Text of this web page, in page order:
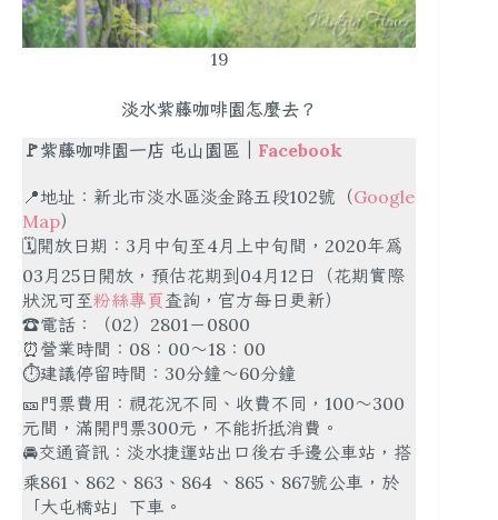
19
淡水紫藤咖啡園怎麼去？
🚩紫藤咖啡園一店 屯山園區｜ Facebook
📍地址：新北市淡水區淡金路五段102號（Google
Map）
🗓開放日期：3月中旬至4月上中旬間，2020年為
03月25日開放，預估花期到04月12日（花期實際
狀況可至粉絲專頁查詢，官方每日更新）
☎️電話：（02）2801－0800
⏰營業時間：08：00～18：00
⏱建議停留時間：30分鐘～60分鐘
🎫門票費用：視花況不同、收費不同，100～300
元間，滿開門票300元，不能折抵消費。
🚘交通資訊：淡水捷運站出口後右手邊公車站，搭
乘861、862、863、864 、865、867號公車，於
「大屯橋站」下車。